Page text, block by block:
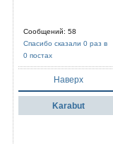
Сообщений: 58
Спасибо сказали 0 раз в
0 постах
Наверх
Karabut